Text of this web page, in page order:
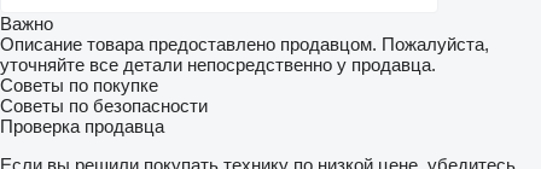
Важно
Описание товара предоставлено продавцом. Пожалуйста,
уточняйте все детали непосредственно у продавца.
Советы по покупке
Советы по безопасности
Проверка продавца